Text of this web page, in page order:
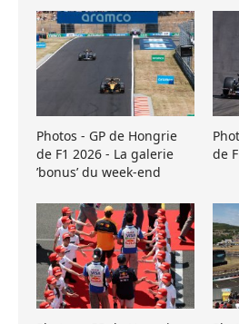
Photos - GP de Hongrie
de F1 2026 - La galerie
’bonus’ du week-end
de